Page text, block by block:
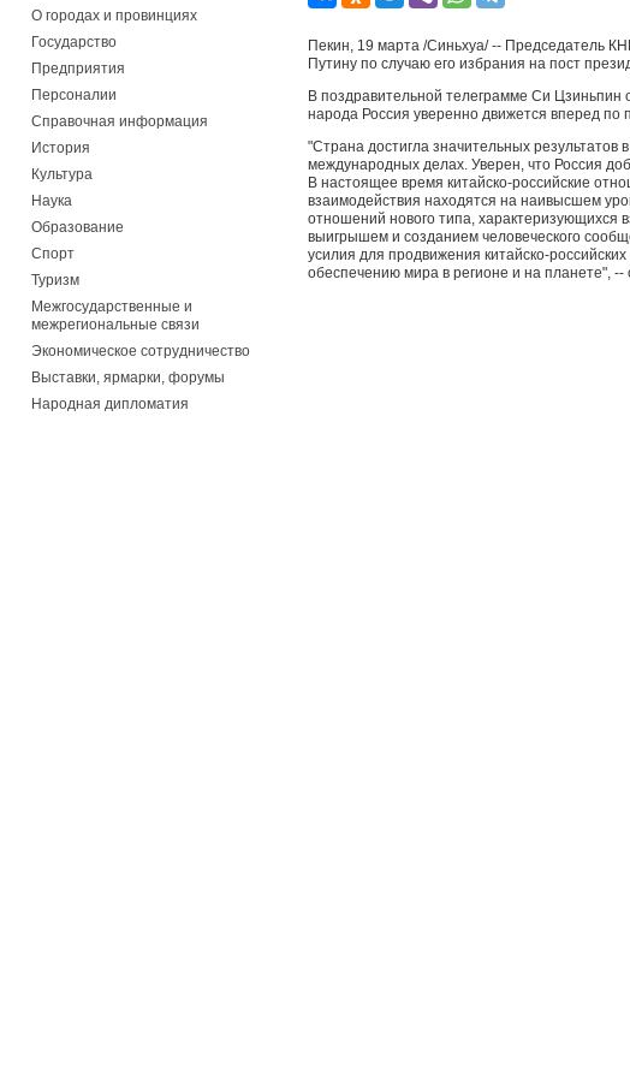
О городах и провинциях
Государство
Предприятия
Персоналии
Справочная информация
История
Культура
Наука
Образование
Спорт
Туризм
Межгосударственные и
межрегиональные связи
Экономическое сотрудничество
Выставки, ярмарки, форумы
Народная дипломатия
Пекин, 19 марта /Синьхуа/ -- Председатель
Путину по случаю его избрания на пост
В поздравительной телеграмме Си Цзиньпин
народа Россия уверенно движется вперед по
"Страна достигла значительных результатов
международных делах. Уверен, что Россия
В настоящее время китайско-российские
взаимодействия находятся на наивысшем
отношений нового типа,
выигрышем и созданием человеческого
усилия для продвижения китайско-
обеспечению мира в регионе и на планете",